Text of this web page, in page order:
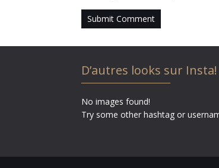
D’autres looks sur Insta!
No images found!
Try some other hashtag or